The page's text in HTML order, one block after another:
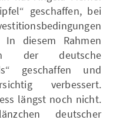
geschaffen, bei
diesem Rahmen
der deutsche
geschaffen und
verbessert.
längst noch nicht.
deutscher